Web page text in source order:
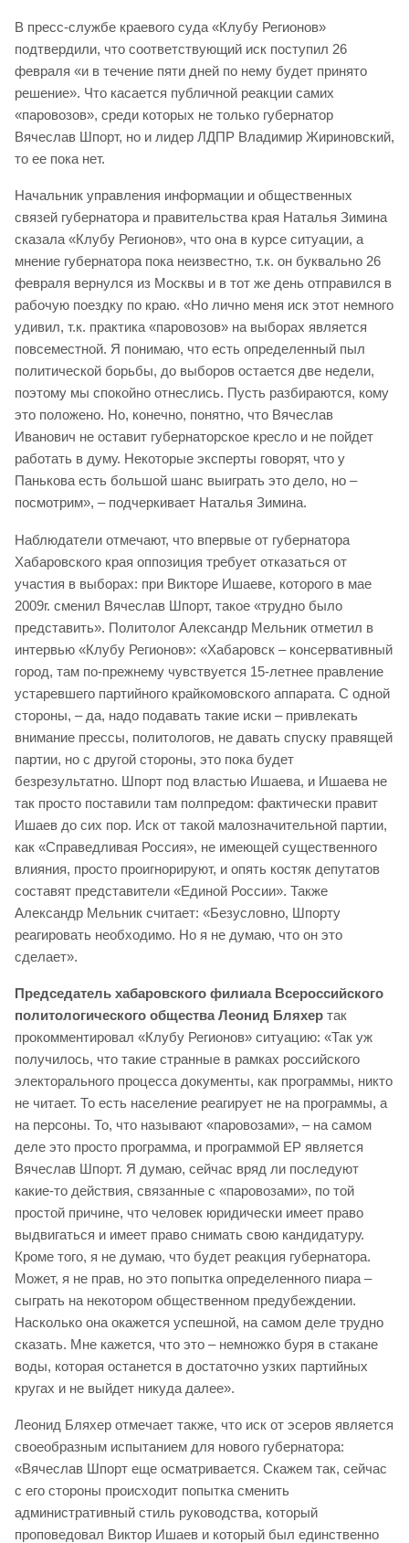
В пресс-службе краевого суда «Клубу Регионов»
подтвердили, что соответствующий иск поступил 26
февраля «и в течение пяти дней по нему будет принято
решение». Что касается публичной реакции самих
«паровозов», среди которых не только губернатор
Вячеслав Шпорт, но и лидер ЛДПР Владимир Жириновский,
то ее пока нет.
Начальник управления информации и общественных
связей губернатора и правительства края Наталья Зимина
сказала «Клубу Регионов», что она в курсе ситуации, а
мнение губернатора пока неизвестно, т.к. он буквально 26
февраля вернулся из Москвы и в тот же день отправился в
рабочую поездку по краю. «Но лично меня иск этот немного
удивил, т.к. практика «паровозов» на выборах является
повсеместной. Я понимаю, что есть определенный пыл
политической борьбы, до выборов остается две недели,
поэтому мы спокойно отнеслись. Пусть разбираются, кому
это положено. Но, конечно, понятно, что Вячеслав
Иванович не оставит губернаторское кресло и не пойдет
работать в думу. Некоторые эксперты говорят, что у
Панькова есть большой шанс выиграть это дело, но –
посмотрим», – подчеркивает Наталья Зимина.
Наблюдатели отмечают, что впервые от губернатора
Хабаровского края оппозиция требует отказаться от
участия в выборах: при Викторе Ишаеве, которого в мае
2009г. сменил Вячеслав Шпорт, такое «трудно было
представить». Политолог Александр Мельник отметил в
интервью «Клубу Регионов»: «Хабаровск – консервативный
город, там по-прежнему чувствуется 15-летнее правление
устаревшего партийного крайкомовского аппарата. С одной
стороны, – да, надо подавать такие иски – привлекать
внимание прессы, политологов, не давать спуску правящей
партии, но с другой стороны, это пока будет
безрезультатно. Шпорт под властью Ишаева, и Ишаева не
так просто поставили там полпредом: фактически правит
Ишаев до сих пор. Иск от такой малозначительной партии,
как «Справедливая Россия», не имеющей существенного
влияния, просто проигнорируют, и опять костяк депутатов
составят представители «Единой России». Также
Александр Мельник считает: «Безусловно, Шпорту
реагировать необходимо. Но я не думаю, что он это
сделает».
Председатель хабаровского филиала Всероссийского
политологического общества Леонид Бляхер так
прокомментировал «Клубу Регионов» ситуацию: «Так уж
получилось, что такие странные в рамках российского
электорального процесса документы, как программы, никто
не читает. То есть население реагирует не на программы, а
на персоны. То, что называют «паровозами», – на самом
деле это просто программа, и программой ЕР является
Вячеслав Шпорт. Я думаю, сейчас вряд ли последуют
какие-то действия, связанные с «паровозами», по той
простой причине, что человек юридически имеет право
выдвигаться и имеет право снимать свою кандидатуру.
Кроме того, я не думаю, что будет реакция губернатора.
Может, я не прав, но это попытка определенного пиара –
сыграть на некотором общественном предубеждении.
Насколько она окажется успешной, на самом деле трудно
сказать. Мне кажется, что это – немножко буря в стакане
воды, которая останется в достаточно узких партийных
кругах и не выйдет никуда далее».
Леонид Бляхер отмечает также, что иск от эсеров является
своеобразным испытанием для нового губернатора:
«Вячеслав Шпорт еще осматривается. Скажем так, сейчас
с его стороны происходит попытка сменить
административный стиль руководства, который
проповедовал Виктор Ишаев и который был единственно